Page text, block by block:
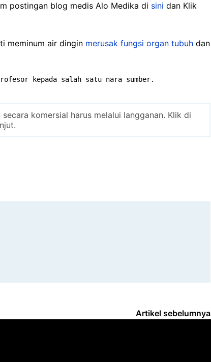
postingan blog medis Alo Medika di sini dan Klik
meminum air dingin merusak fungsi organ tubuh dan
kepada salah satu nara sumber.
komersial harus melalui langganan. Klik di
Artikel sebelumnya